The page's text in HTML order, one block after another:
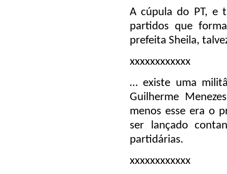
A cúpula do PT, e
partidos que
prefeita Sheila,
xxxxxxxxxxxx
… existe uma
Guilherme
menos esse era o
ser lançado
partidárias.
xxxxxxxxxxxx